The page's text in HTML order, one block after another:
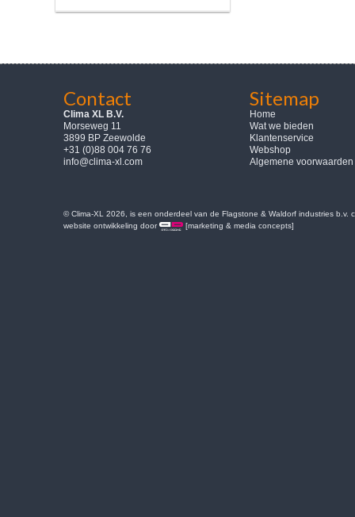
Contact
Clima XL B.V.
Morseweg 11
3899 BP Zeewolde
+31 (0)88 004 76 76
info@clima-xl.com
Sitemap
Home
Wat we bieden
Klantenservice
Webshop
Algemene voorwaarden
© Clima-XL 2026, is een onderdeel van de Flagstone & Waldorf industries b.v.
website ontwikkeling door
[marketing & media concepts]